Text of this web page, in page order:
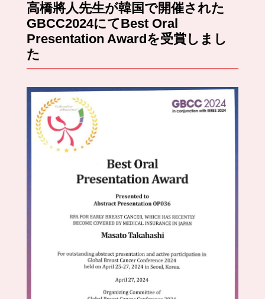
高橋將人先生が韓国で開催された
GBCC2024にてBest Oral
Presentation Awardを受賞しまし
た